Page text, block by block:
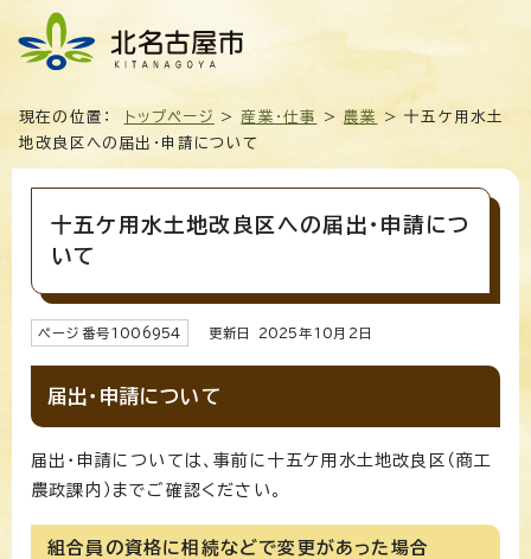
現在の位置： トップページ > 産業・仕事 > 農業
> 十五ケ用水土
地改良区への届出・申請について
十五ケ用水土地改良区への届出・申請につ
いて
ページ番号1006954 更新日 2025年10 月2日
届出・申請について
届出・申請については、事前に十五ケ用水土地改良区（商工
農政課内）までご確認ください。
組合員の資格に相続などで変更があった場合